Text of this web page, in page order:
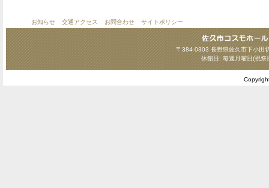
お知らせ 交通アクセス お問合わせ サイトポリシー
〒384-0303 長野県佐久市下小
休館日: 毎週月曜日(祝